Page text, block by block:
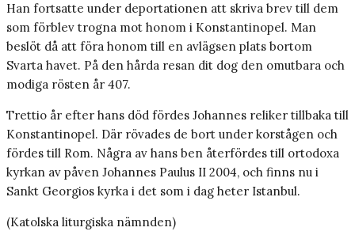
Han fortsatte under deportationen att skriva brev till dem
som förblev trogna mot honom i Konstantinopel. Man
beslöt då att föra honom till en avlägsen plats bortom
Svarta havet. På den hårda resan dit dog den omutbara och
modiga rösten år 407.
Trettio år efter hans död fördes Johannes reliker tillbaka till
Konstantinopel. Där rövades de bort under korstågen och
fördes till Rom. Några av hans ben återfördes till ortodoxa
kyrkan av påven Johannes Paulus II 2004, och finns nu i
Sankt Georgios kyrka i det som i dag heter Istanbul.
(Katolska liturgiska nämnden)